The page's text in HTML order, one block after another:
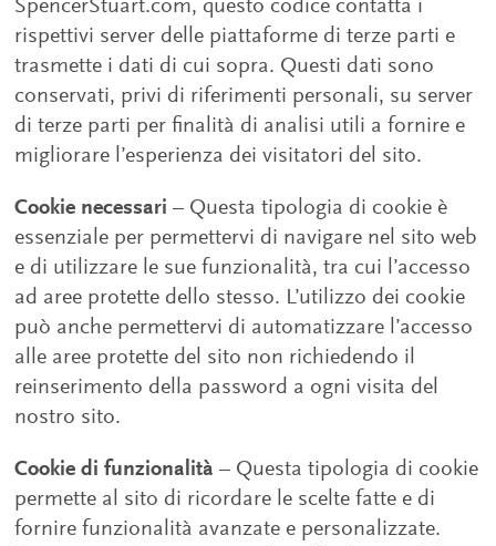
SpencerStuart.com, questo codice contatta i
rispettivi server delle piattaforme di terze parti e
trasmette i dati di cui sopra. Questi dati sono
conservati, privi di riferimenti personali, su server
di terze parti per finalità di analisi utili a fornire e
migliorare l’esperienza dei visitatori del sito.
Cookie necessari– Questa tipologia di cookie è
essenziale per permettervi di navigare nel sito web
e di utilizzare le sue funzionalità, tra cui l’accesso
ad aree protette dello stesso. L’utilizzo dei cookie
può anche permettervi di automatizzare l’accesso
alle aree protette del sito non richiedendo il
reinserimento della password a ogni visita del
nostro sito.
Cookie di funzionalità – Questa tipologia di cookie
permette al sito di ricordare le scelte fatte e di
fornire funzionalità avanzate e personalizzate.